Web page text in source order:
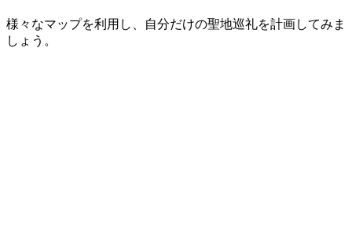
様々なマップを利用し、自分だけの聖地巡礼を計画してみま
しょう。